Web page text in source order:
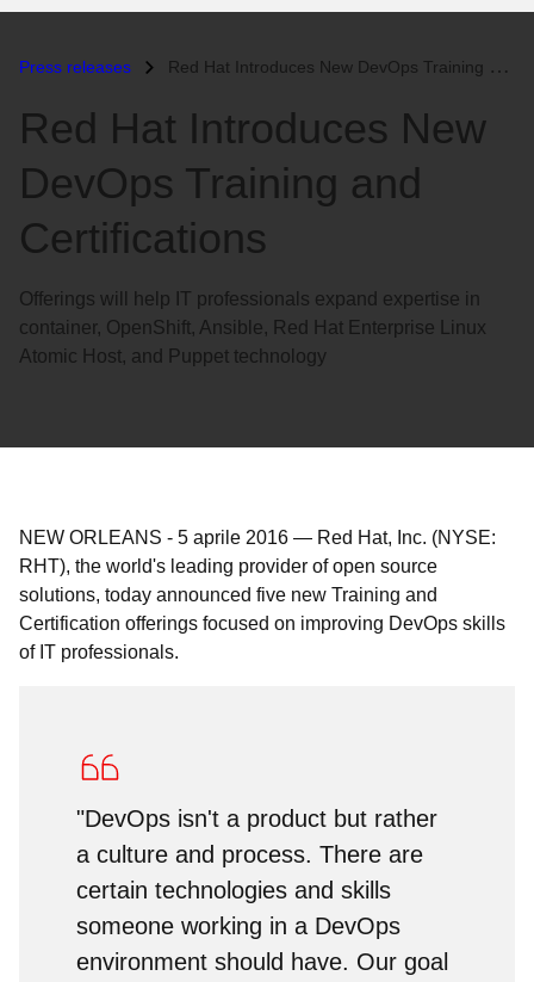
Press releases Red Hat Introduces New DevOps Training and Certifications...
Red Hat Introduces New
DevOps Training and
Certifications
Offerings will help IT professionals expand expertise in
container, OpenShift, Ansible, Red Hat Enterprise Linux
Atomic Host, and Puppet technology
NEW ORLEANS - 5 aprile 2016 — Red Hat, Inc. (NYSE:
RHT), the world's leading provider of open source
solutions, today announced five new Training and
Certification offerings focused on improving DevOps skills
of IT professionals.
"DevOps isn't a product but rather
a culture and process. There are
certain technologies and skills
someone working in a DevOps
environment should have. Our goal